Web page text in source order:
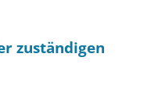
zuständigen